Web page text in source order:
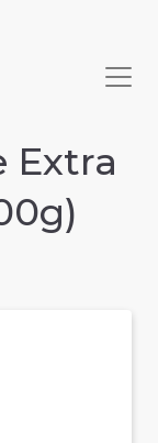
Extra